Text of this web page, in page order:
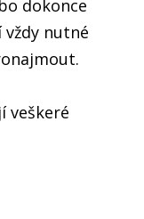
dokonce
nutné
veškeré